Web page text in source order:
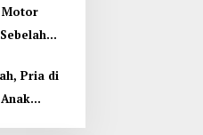
Motor
Pria di